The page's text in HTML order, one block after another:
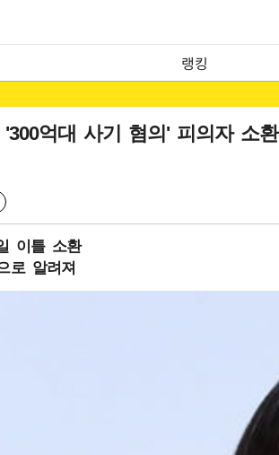
랭킹
억대 사기 혐의' 피의자 소환
이틀 소환
로 알려져